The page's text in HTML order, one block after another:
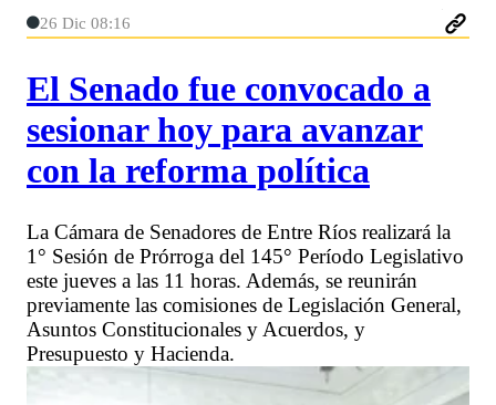
26 Dic 08:16
El Senado fue convocado a
sesionar hoy para avanzar
con la reforma política
La Cámara de Senadores de Entre Ríos realizará la
1° Sesión de Prórroga del 145° Período Legislativo
este jueves a las 11 horas. Además, se reunirán
previamente las comisiones de Legislación General,
Asuntos Constitucionales y Acuerdos, y
Presupuesto y Hacienda.